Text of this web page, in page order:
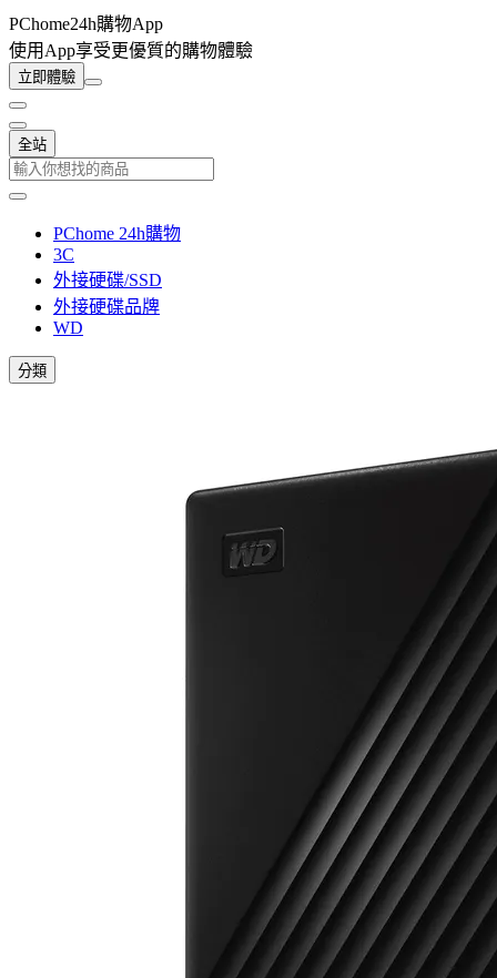
PChome24h購物App
使用App享受更優質的購物體驗
立即體驗
全站
PChome 24h購物
3C
外接硬碟/SSD
外接硬碟品牌
WD
分類